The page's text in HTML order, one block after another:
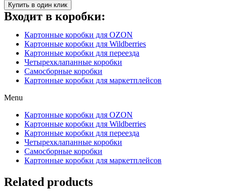
Купить в один клик
Входит в коробки:
Картонные коробки для OZON
Картонные коробки для Wildberries
Картонные коробки для переезда
Четырехклапанные коробки
Самосборные коробки
Картонные коробки для маркетплейсов
Menu
Картонные коробки для OZON
Картонные коробки для Wildberries
Картонные коробки для переезда
Четырехклапанные коробки
Самосборные коробки
Картонные коробки для маркетплейсов
Related products